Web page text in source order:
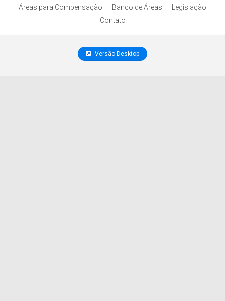
Áreas para Compensação Banco de Áreas
Legislação
Contato
Versão Desktop